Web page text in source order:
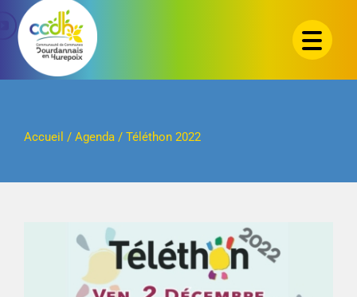
Passer
contenu
Accueil / Agenda/ Téléthon 2022